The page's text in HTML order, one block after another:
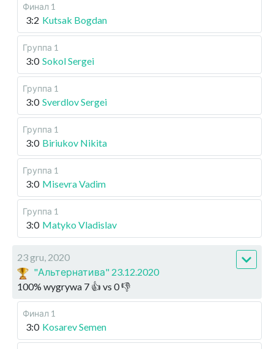
Финал 1
3:2 Kutsak Bogdan
Группа 1
3:0 Sokol Sergei
Группа 1
3:0 Sverdlov Sergei
Группа 1
3:0 Biriukov Nikita
Группа 1
3:0 Misevra Vadim
Группа 1
3:0 Matyko Vladislav
23 gru, 2020
"Альтернатива" 23.12.2020
100% wygrywa 7 👍 vs 0👎
Финал 1
3:0 Kosarev Semen